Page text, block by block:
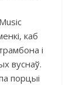
каб
і
вуснаў.
порцыі